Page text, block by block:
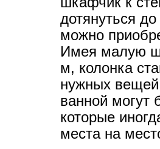
дотянуться
можно
Имея малую
м, колонка
нужных вещей
ванной могут
которые
места на